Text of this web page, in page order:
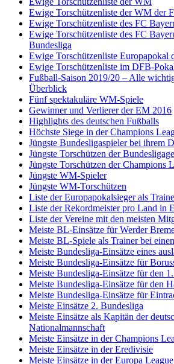
Ewige Torschützenliste der WM der
Ewige Torschützenliste des FC
Ewige Torschützenliste des FC
Bundesliga
Ewige Torschützenliste Europapokal
Ewige Torschützenliste im DFB-
Fußball-Saison 2019/20 – Alle
Überblick
Fünf spektakuläre WM-Spiele
Gewinner und Verlierer der EM 2016
Highlights des deutschen Fußballs
Höchste Siege in der Champions
Jüngste Bundesligaspieler bei ihrem
Jüngste Torschützen der
Jüngste Torschützen der Champions
Jüngste WM-Spieler
Jüngste WM-Torschützen
Liste der Europapokalsieger als
Liste der Rekordmeister pro Land in
Liste der Vereine mit den meisten
Meiste BL-Einsätze für Werder
Meiste BL-Spiele als Trainer bei
Meiste Bundesliga-Einsätze eines
Meiste Bundesliga-Einsätze für
Meiste Bundesliga-Einsätze für den
Meiste Bundesliga-Einsätze für den
Meiste Bundesliga-Einsätze für
Meiste Einsätze 2. Bundesliga
Meiste Einsätze als Kapitän der
Nationalmannschaft
Meiste Einsätze in der Champions
Meiste Einsätze in der Eredivisie
Meiste Einsätze in der Europa League